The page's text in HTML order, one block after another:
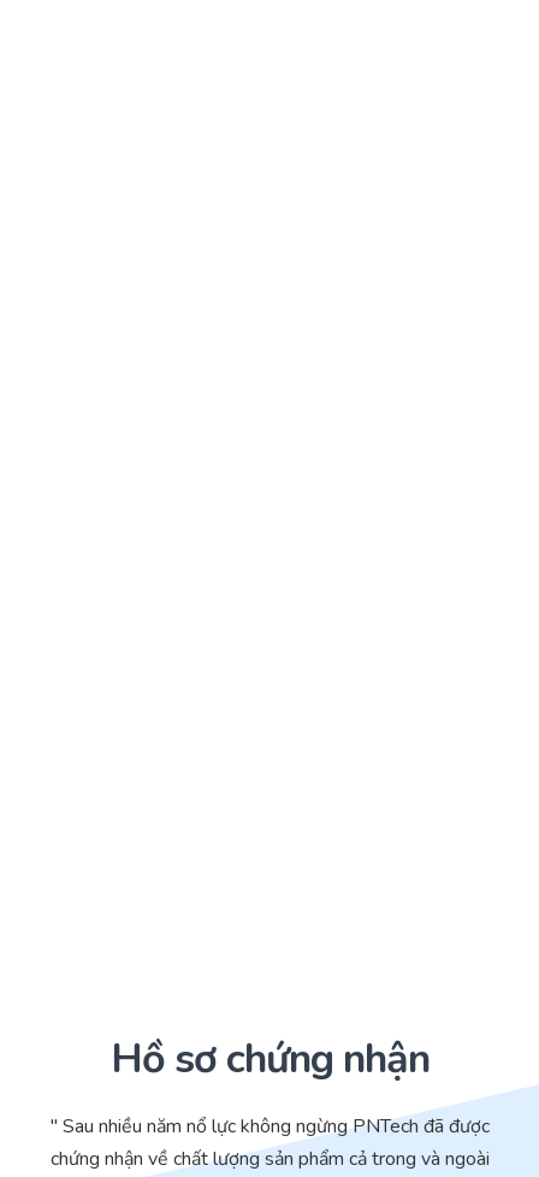
Hồ sơ chứng nhận
" Sau nhiều năm nổ lực không ngừng PNTech đã được
chứng nhận về chất lượng sản phẩm cả trong và ngoài